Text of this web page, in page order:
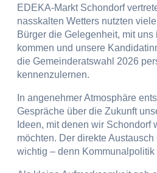
EDEKA-Markt Schondorf
nasskalten Wetters nutzten
Bürger die Gelegenheit, mit uns
kommen und unsere
die Gemeinderatswahl 2026
kennenzulernen.
In angenehmer Atmosphäre
Gespräche über die Zukunft
Ideen, mit denen wir Schondorf
möchten. Der direkte
wichtig – denn Kommunalpolitik